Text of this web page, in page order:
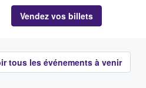
Vendez vos billets
tous les événements à venir